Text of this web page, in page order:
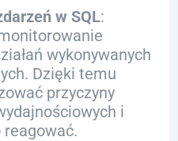
w SQL:
wykonywanych
Dzięki temu
przyczyny
i